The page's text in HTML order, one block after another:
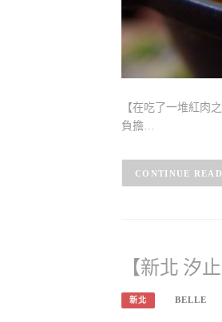
【在吃了一堆紅肉
負擔…
CONTINUE
【新北 汐
新北 BELLE